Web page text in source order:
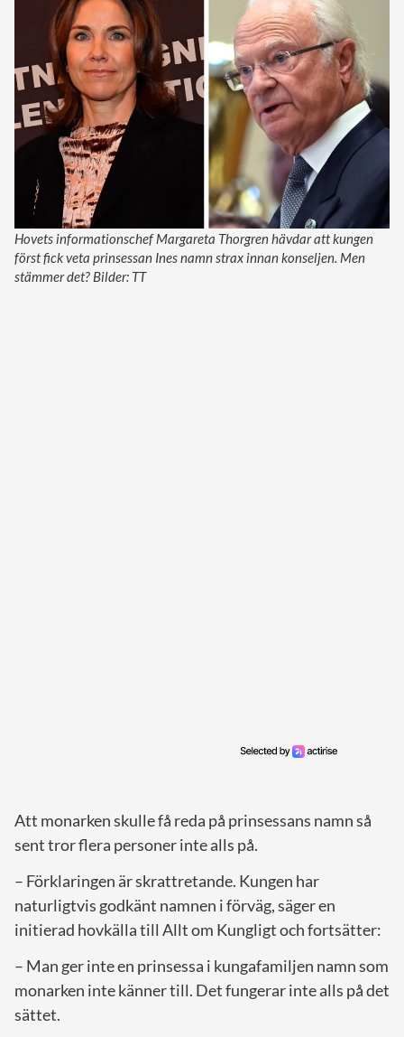
Hovets informationschef Margareta Thorgren hävdar att kungen
först fick veta prinsessan Ines namn strax innan konseljen. Men
stämmer det? Bilder: TT
Att monarken skulle få reda på prinsessans namn så
sent tror flera personer inte alls på.
– Förklaringen är skrattretande. Kungen har
naturligtvis godkänt namnen i förväg, säger en
initierad hovkälla till Allt om Kungligt och fortsätter:
– Man ger inte en prinsessa i kungafamiljen namn som
monarken inte känner till. Det fungerar inte alls på det
sättet.